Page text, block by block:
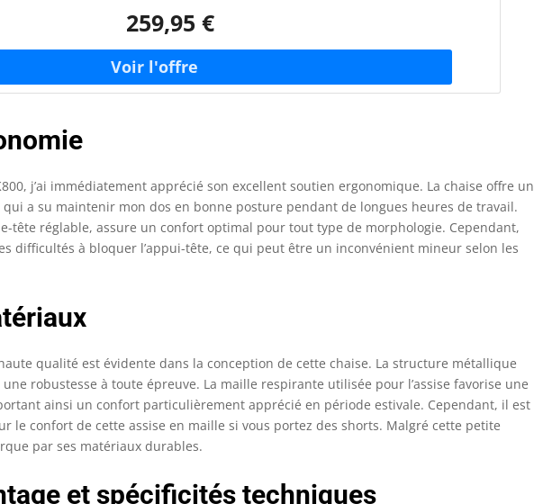
259,95 €
j’ai immédiatement apprécié son excellent soutien ergonomique. La chaise offre un
a su maintenir mon dos en bonne posture pendant de longues heures de travail.
tête réglable, assure un confort optimal pour tout type de morphologie. Cependant,
difficultés à bloquer l’appui-tête, ce qui peut être un inconvénient mineur selon les
qualité est évidente dans la conception de cette chaise. La structure métallique
robustesse à toute épreuve. La maille respirante utilisée pour l’assise favorise une
ainsi un confort particulièrement apprécié en période estivale. Cependant, il est
le confort de cette assise en maille si vous portez des shorts. Malgré cette petite
par ses matériaux durables.
et spécificités techniques